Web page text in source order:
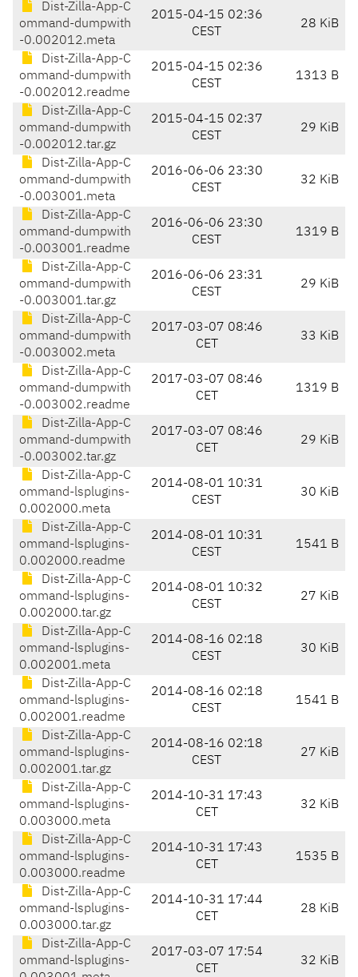
Dist-Zilla-App-C
ommand-dumpwith
-0.002012.meta
2015-04-15 02:36
CEST
28 KiB
Dist-Zilla-App-C
ommand-dumpwith
-0.002012.readme
2015-04-15 02:36
CEST
1313 B
Dist-Zilla-App-C
ommand-dumpwith
-0.002012.tar.gz
2015-04-15 02:37
CEST
29 KiB
Dist-Zilla-App-C
ommand-dumpwith
-0.003001.meta
2016-06-06 23:30
CEST
32 KiB
Dist-Zilla-App-C
ommand-dumpwith
-0.003001.readme
2016-06-06 23:30
CEST
1319 B
Dist-Zilla-App-C
ommand-dumpwith
-0.003001.tar.gz
2016-06-06 23:31
CEST
29 KiB
Dist-Zilla-App-C
ommand-dumpwith
-0.003002.meta
2017-03-07 08:46
CET
33 KiB
Dist-Zilla-App-C
ommand-dumpwith
-0.003002.readme
2017-03-07 08:46
CET
1319 B
Dist-Zilla-App-C
ommand-dumpwith
-0.003002.tar.gz
2017-03-07 08:46
CET
29 KiB
Dist-Zilla-App-C
ommand-lsplugins-
0.002000.meta
2014-08-01 10:31
CEST
30 KiB
Dist-Zilla-App-C
ommand-lsplugins-
0.002000.readme
2014-08-01 10:31
CEST
1541 B
Dist-Zilla-App-C
ommand-lsplugins-
0.002000.tar.gz
2014-08-01 10:32
CEST
27 KiB
Dist-Zilla-App-C
ommand-lsplugins-
0.002001.meta
2014-08-16 02:18
CEST
30 KiB
Dist-Zilla-App-C
ommand-lsplugins-
0.002001.readme
2014-08-16 02:18
CEST
1541 B
Dist-Zilla-App-C
ommand-lsplugins-
0.002001.tar.gz
2014-08-16 02:18
CEST
27 KiB
Dist-Zilla-App-C
ommand-lsplugins-
0.003000.meta
2014-10-31 17:43
CET
32 KiB
Dist-Zilla-App-C
ommand-lsplugins-
0.003000.readme
2014-10-31 17:43
CET
1535 B
Dist-Zilla-App-C
ommand-lsplugins-
0.003000.tar.gz
2014-10-31 17:44
CET
28 KiB
Dist-Zilla-App-C
ommand-lsplugins-
2017-03-07 17:54
CET
32 KiB